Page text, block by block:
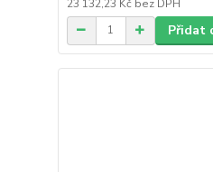
23 132,23 Kč bez DPH
Přidat